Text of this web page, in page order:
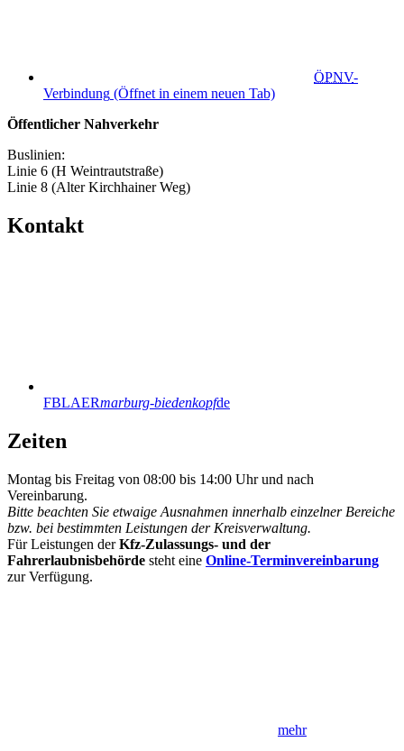
ÖPNV-
Verbindung (Öffnet in einem neuen Tab)
Öffentlicher Nahverkehr
Buslinien:
Linie 6 (H Weintrautstraße)
Linie 8 (Alter Kirchhainer Weg)
Kontakt
FBLAERmarburg-biedenkopfde
Zeiten
Montag bis Freitag von 08:00 bis 14:00 Uhr und nach
Vereinbarung.
Bitte beachten Sie etwaige Ausnahmen innerhalb einzelner Bereiche
bzw. bei bestimmten Leistungen der Kreisverwaltung.
Für Leistungen derKfz-Zulassungs- und der
Fahrerlaubnisbehörde steht eine Online-Terminvereinbarung
zur Verfügung.
mehr